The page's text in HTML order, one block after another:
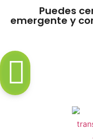
Puedes
emergente y